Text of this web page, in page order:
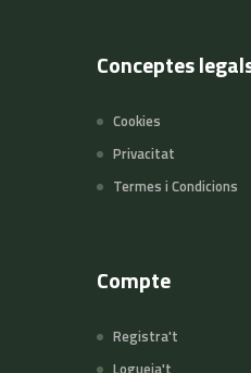
Conceptes
Cookies
Privacitat
Termes i Condicions
Compte
Registra't
Logueja't